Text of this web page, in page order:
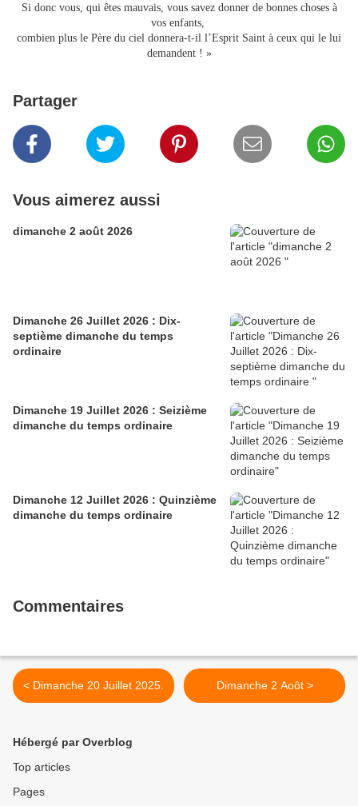
Si donc vous, qui êtes mauvais, vous savez donner de bonnes choses à
vos enfants,
combien plus le Père du ciel donnera-t-il l’Esprit Saint à ceux qui le lui
demandent ! »
Partager
Vous aimerez aussi
dimanche 2 août 2026
Dimanche 26 Juillet 2026 : Dix-
septième dimanche du temps
ordinaire
Dimanche 19 Juillet 2026 : Seizième
dimanche du temps ordinaire
Dimanche 12 Juillet 2026 : Quinzième
dimanche du temps ordinaire
Commentaires
< Dimanche 20 Juillet 2025. Dimanche 2 Aoôt >
Hébergé par Overblog
Top articles
Pages